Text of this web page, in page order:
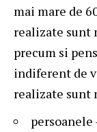
mai mare de
realizate sunt
precum si
indiferent de
realizate sunt